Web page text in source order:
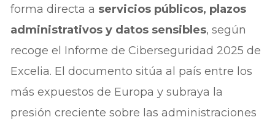
forma directa a servicios públicos, plazos
administrativos y datos sensibles, según
recoge el Informe de Ciberseguridad 2025 de
Excelia. El documento sitúa al país entre los
más expuestos de Europa y subraya la
presión creciente sobre las administraciones